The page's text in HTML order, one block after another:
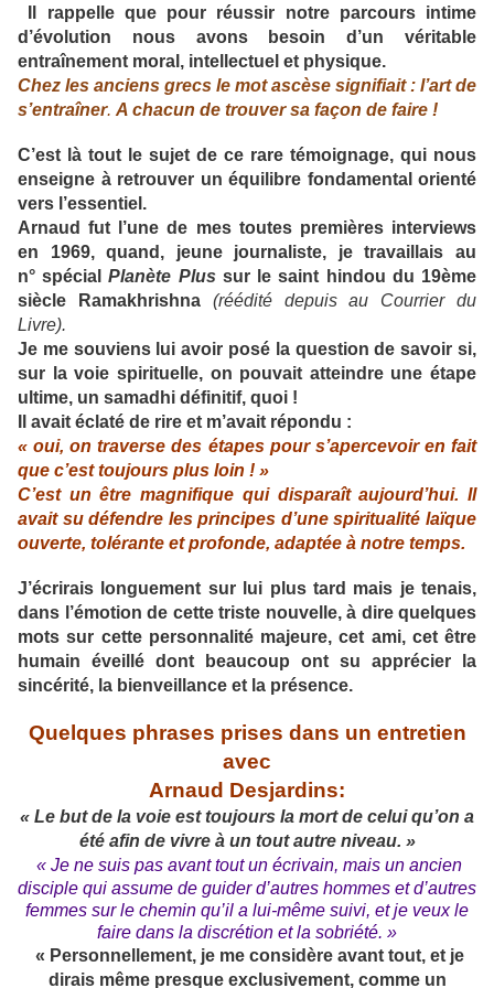
Il rappelle que pour réussir notre parcours intime
d’évolution nous avons besoin d’un véritable
entraînement moral, intellectuel et physique.
Chez les anciens grecs le mot ascèse signifiait : l’art de
s’entraîner. A chacun de trouver sa façon de faire !
C’est là tout le sujet de ce rare témoignage, qui nous
enseigne à retrouver un équilibre fondamental orienté
vers l’essentiel.
Arnaud fut l’une de mes toutes premières interviews
en 1969, quand, jeune journaliste, je travaillais au
n° spécialPlanète Plus sur le saint hindou du 19ème
siècle Ramakhrishna (réédité depuis au Courrier du
Livre).
Je me souviens lui avoir posé la question de savoir si,
sur la voie spirituelle, on pouvait atteindre une étape
ultime, un samadhi définitif, quoi !
Il avait éclaté de rire et m’avait répondu :
« oui, on traverse des étapes pour s’apercevoir en fait
que c’est toujours plus loin ! »
C’est un être magnifique qui disparaît aujourd’hui. Il
avait su défendre les principes d’une spiritualité laïque
ouverte, tolérante et profonde, adaptée à notre temps.
J’écrirais longuement sur lui plus tard mais je tenais,
dans l’émotion de cette triste nouvelle, à dire quelques
mots sur cette personnalité majeure, cet ami, cet être
humain éveillé dont beaucoup ont su apprécier la
sincérité, la bienveillance et la présence.
Quelques phrases prises dans un entretien
avec
Arnaud Desjardins:
« Le but de la voie est toujours la mort de celui qu’on a
été afin de vivre à un tout autre niveau. »
« Je ne suis pas avant tout un écrivain, mais un ancien
disciple qui assume de guider d’autres hommes et d’autres
femmes sur le chemin qu’il a lui-même suivi, et je veux le
faire dans la discrétion et la sobriété. »
« Personnellement, je me considère avant tout, et je
dirais même presque exclusivement, comme un